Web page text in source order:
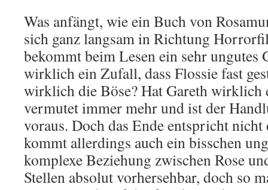
Was anfängt, wie ein Buch von
sich ganz langsam in Richtung
bekommt beim Lesen ein sehr ungutes
wirklich ein Zufall, dass Flossie fast
wirklich die Böse? Hat Gareth wirklich
vermutet immer mehr und ist der
voraus. Doch das Ende entspricht
kommt allerdings auch ein bisschen
komplexe Beziehung zwischen Rose
Stellen absolut vorhersehbar, doch so